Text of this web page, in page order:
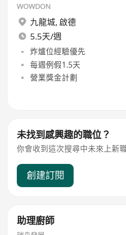
WOWDON
九龍城, 啟德
5.5天/週
炸爐位經驗優先
每週例假1.5天
營業獎金計劃
未找到感興趣的職位？
你會收到這次搜尋中未來上新
創建訂閱
助理廚師